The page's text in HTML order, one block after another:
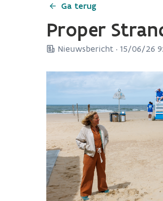
Ga terug
Proper
Nieuwsbericht · 15/06/26